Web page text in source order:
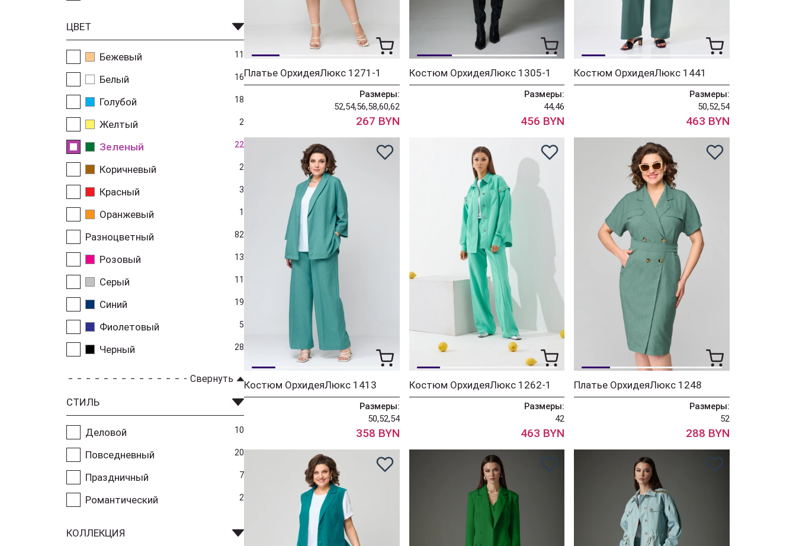
ЦВЕТ
Бежевый 11
Белый 16
Голубой 18
Желтый 2
Зеленый 22
Коричневый 2
Красный 3
Оранжевый 1
Разноцветный 82
Розовый 13
Серый 11
Синий 19
Фиолетовый 5
Черный 28
Свернуть
СТИЛЬ
Деловой 10
Повседневный 20
Праздничный 7
Романтический 2
КОЛЛЕКЦИЯ
Платье ОрхидеяЛюкс 1271-1
Размеры:
52,54,56,58,60,62
267 BYN
Костюм ОрхидеяЛюкс 1305-1
Размеры:
44,46
456 BYN
Костюм ОрхидеяЛюкс 1441
Размеры:
50,52,54
463 BYN
Костюм ОрхидеяЛюкс 1413
Размеры:
50,52,54
358 BYN
Костюм ОрхидеяЛюкс 1262-1
Размеры:
42
463 BYN
Платье ОрхидеяЛюкс 1248
Размеры:
52
288 BYN